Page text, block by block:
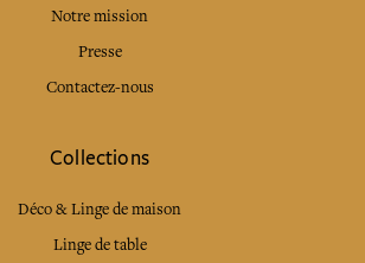
Notre mission
Presse
Contactez-nous
Collections
Déco & Linge de maison
Linge de table